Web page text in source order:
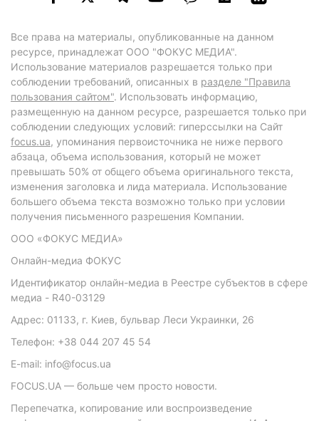
Все права на материалы, опубликованные на данном
ресурсе, принадлежат ООО "ФОКУС МЕДИА".
Использование материалов разрешается только при
соблюдении требований, описанных в разделе "Правила
пользования сайтом". Использовать информацию,
размещенную на данном ресурсе, разрешается только при
соблюдении следующих условий: гиперссылки на Сайт
focus.ua, упоминания первоисточника не ниже первого
абзаца, объема использования, который не может
превышать 50% от общего объема оригинального текста,
изменения заголовка и лида материала. Использование
большего объема текста возможно только при условии
получения письменного разрешения Компании.
ООО «ФОКУС МЕДИА»
Онлайн-медиа ФОКУС
Идентификатор онлайн-медиа в Реестре субъектов в сфере
медиа - R40-03129
Адрес: 01133, г. Киев, бульвар Леси Украинки, 26
Телефон: +38 044 207 45 54
E-mail: info@focus.ua
FOCUS.UA — больше чем просто новости.
Перепечатка, копирование или воспроизведение